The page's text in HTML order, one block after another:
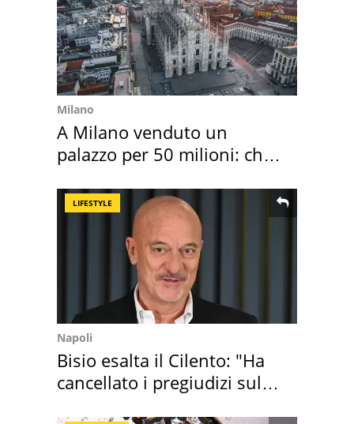
Milano
A Milano venduto un
palazzo per 50 milioni: chi
LIFESTYLE
Napoli
Bisio esalta il Cilento: "Ha
cancellato i pregiudizi sul